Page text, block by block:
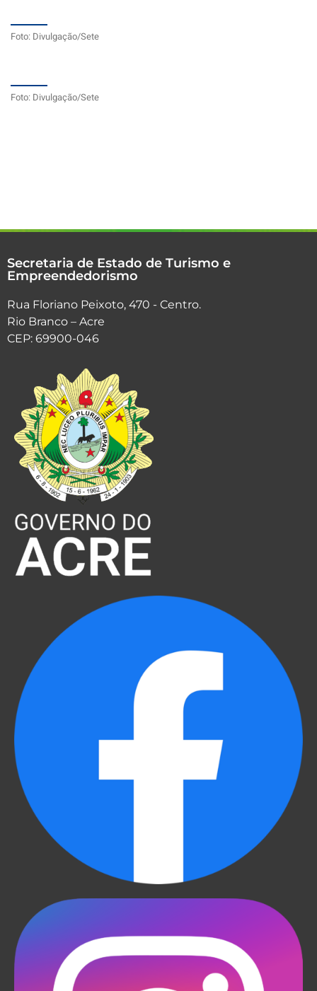
Foto: Divulgação/Sete
Foto: Divulgação/Sete
Secretaria de Estado de Turismo e
Empreendedorismo
Rua Floriano Peixoto, 470 - Centro.
Rio Branco – Acre
CEP: 69900-046